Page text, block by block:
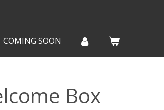
COMING SOON
Box